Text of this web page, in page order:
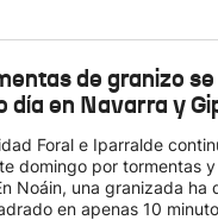
de granizo
día en Navarra y
Foral e Iparralde
domingo por tormentas
Noáin, una granizada ha
en apenas 10